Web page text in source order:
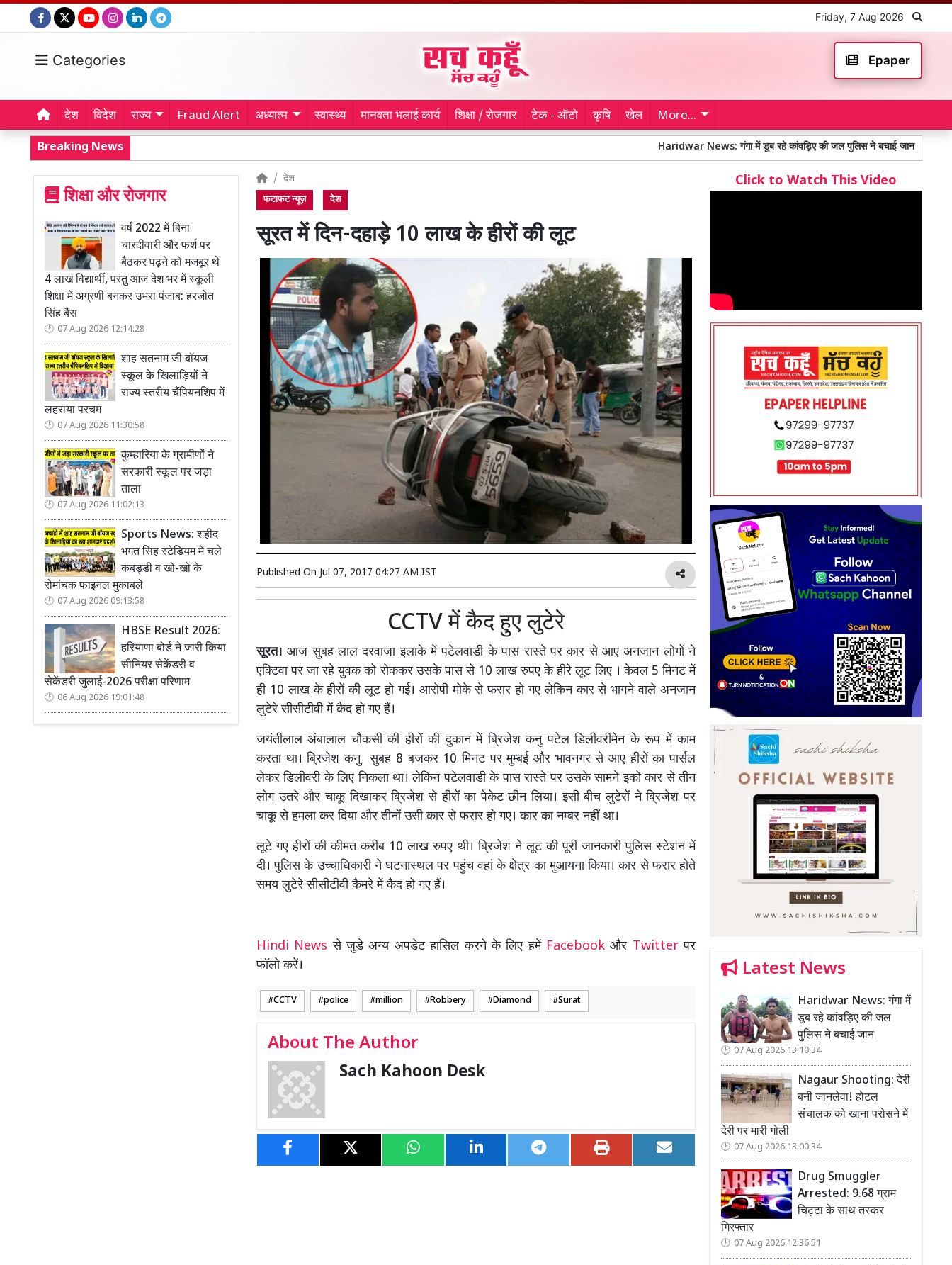
Friday, 7 Aug 2026
Categories Epaper
देश विदेश राज्य Fraud Alert अध्यात्म स्वास्थ्य मानवता भलाई कार्य शिक्षा / रोजगार टेक - ऑटो कृषि खेल More...
Breaking News Haridwar News: गंगा में डूब रहे कांवड़िए की जल पुलिस ने बचाई जान Nagaur
शिक्षा और रोजगार
वर्ष 2022 में बिना
चारदीवारी और फर्श पर
बैठकर पढ़ने को मजबूर थे
4 लाख विद्यार्थी, परंतु आज देश भर में स्कूली
शिक्षा में अग्रणी बनकर उभरा पंजाब: हरजोत
सिंह बैंस
07 Aug 2026 12:14:28
शाह सतनाम जी बॉयज
स्कूल के खिलाड़ियों ने
राज्य स्तरीय चैंपियनशिप में
लहराया परचम
07 Aug 2026 11:30:58
कुम्हारिया के ग्रामीणों ने
सरकारी स्कूल पर जड़ा
ताला
07 Aug 2026 11:02:13
Sports News: शहीद
भगत सिंह स्टेडियम में चले
कबड्डी व खो-खो के
रोमांचक फाइनल मुकाबले
07 Aug 2026 09:13:58
HBSE Result 2026:
हरियाणा बोर्ड ने जारी किया
सीनियर सेकेंडरी व
सेकेंडरी जुलाई-2026 परीक्षा परिणाम
06 Aug 2026 19:01:48
देश
फटाफट न्यूज़ देश
सूरत में दिन-दहाड़े 10 लाख के हीरों की लूट
Published On Jul 07, 2017 04:27 AM IST
CCTV में कैद हुए लुटेरे
सूरत। आज सुबह लाल दरवाजा इलाके में पटेलवाडी के पास रास्ते पर कार से आए अनजान लोगों ने
एक्टिवा पर जा रहे युवक को रोककर उसके पास से 10 लाख रुपए के हीरे लूट लिए । केवल 5 मिनट में
ही 10 लाख के हीरों की लूट हो गई। आरोपी मोके से फरार हो गए लेकिन कार से भागने वाले अनजान
लुटेरे सीसीटीवी में कैद हो गए हैं।
जयंतीलाल अंबालाल चौकसी की हीरों की दुकान में ब्रिजेश कनु पटेल डिलीवरीमेन के रूप में काम
करता था। ब्रिजेश कनु सुबह 8 बजकर 10 मिनट पर मुम्बई और भावनगर से आए हीरों का पार्सल
लेकर डिलीवरी के लिए निकला था। लेकिन पटेलवाडी के पास रास्ते पर उसके सामने इको कार से तीन
लोग उतरे और चाकू दिखाकर ब्रिजेश से हीरों का पेकेट छीन लिया। इसी बीच लुटेरों ने ब्रिजेश पर
चाकू से हमला कर दिया और तीनों उसी कार से फरार हो गए। कार का नम्बर नहीं था।
लूटे गए हीरों की कीमत करीब 10 लाख रुपए थी। ब्रिजेश ने लूट की पूरी जानकारी पुलिस स्टेशन में
दी। पुलिस के उच्चाधिकारी ने घटनास्थल पर पहुंच वहां के क्षेत्र का मुआयना किया। कार से फरार होते
समय लुटेरे सीसीटीवी कैमरे में कैद हो गए हैं।
Hindi Newsसे जुडे अन्य अपडेट हासिल करने के लिए हमें Facebookऔर Twitterपर
फॉलो करें।
CCTV police million Robbery Diamond Surat
About The Author
Sach Kahoon Desk
Click to Watch This Video
Latest News
Haridwar News: गंगा में
डूब रहे कांवड़िए की जल
पुलिस ने बचाई जान
07 Aug 2026 13:10:34
Nagaur Shooting: देरी
बनी जानलेवा! होटल
संचालक को खाना परोसने में
देरी पर मारी गोली
07 Aug 2026 13:00:34
Drug Smuggler
Arrested: 9.68 ग्राम
चिट्टा के साथ तस्कर
गिरफ्तार
07 Aug 2026 12:36:51